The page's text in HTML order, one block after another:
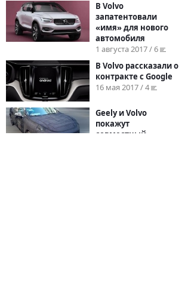
В Volvo
запатентовали
«имя» для нового
автомобиля
1 августа 2017 / 6
В Volvo рассказали о
контракте с Google
16 мая 2017 / 4
Geely и Volvo
покажут
совместный